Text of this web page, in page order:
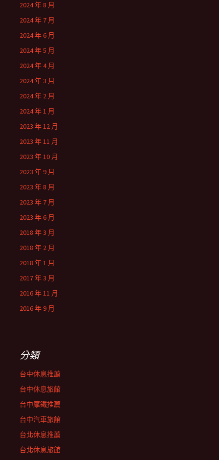
2024 年 8 月
2024 年 7 月
2024 年 6 月
2024 年 5 月
2024 年 4 月
2024 年 3 月
2024 年 2 月
2024 年 1 月
2023 年 12 月
2023 年 11 月
2023 年 10 月
2023 年 9 月
2023 年 8 月
2023 年 7 月
2023 年 6 月
2018 年 3 月
2018 年 2 月
2018 年 1 月
2017 年 3 月
2016 年 11 月
2016 年 9 月
分類
台中休息推薦
台中休息旅館
台中摩鐵推薦
台中汽車旅館
台北休息推薦
台北休息旅館